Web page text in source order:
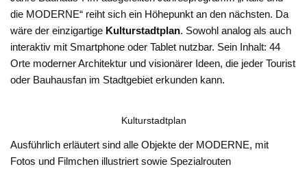
die MODERNE“ reiht sich ein Höhepunkt an den nächsten. Da
wäre der einzigartige Kulturstadtplan. Sowohl analog als auch
interaktiv mit Smartphone oder Tablet nutzbar. Sein Inhalt: 44
Orte moderner Architektur und visionärer Ideen, die jeder Tourist
oder Bauhausfan im Stadtgebiet erkunden kann.
Kulturstadtplan
Ausführlich erläutert sind alle Objekte der MODERNE, mit
Fotos und Filmchen illustriert sowie Spezialrouten